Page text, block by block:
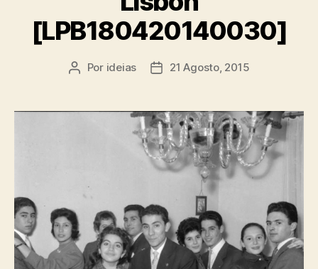
[LPB180420140030]
Autor
Por ideias
Data21 Agosto, 2015